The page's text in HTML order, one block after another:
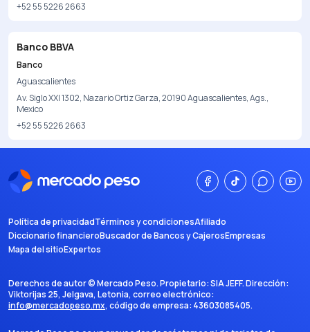
+52 55 5226 2663
Banco BBVA
Banco
Aguascalientes
Av. Siglo XXI 1302, Nazario Ortiz Garza, 20190 Aguascalientes, Ags.,
Mexico
+52 55 5226 2663
Política de privacidadTérminos y condicionesAfiliado
Diccionario financieroBuscador de Bancos y CajerosEmpresas
Mapa del sitioExpertos
Derechos de autor ©Mercado Peso. Propietario:SIA JEFF. Dirección:
Viktorijas 25, Jelgava, Letonia, correo electrónico:
info@mercadopeso.mx, código de empresa: 43603085405.